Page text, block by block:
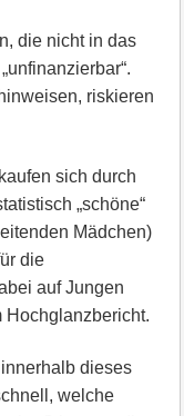
die nicht in das
riskieren
sich durch
„schöne“
Mädchen)
die
auf Jungen
Hochglanzbericht.
dieses
welche